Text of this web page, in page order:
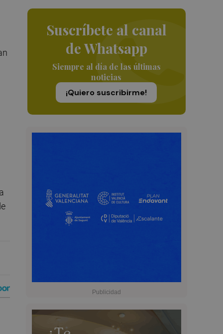
Suscríbete al canal
de Whatsapp
Siempre al día de las últimas
noticias
¡Quiero suscribirme!